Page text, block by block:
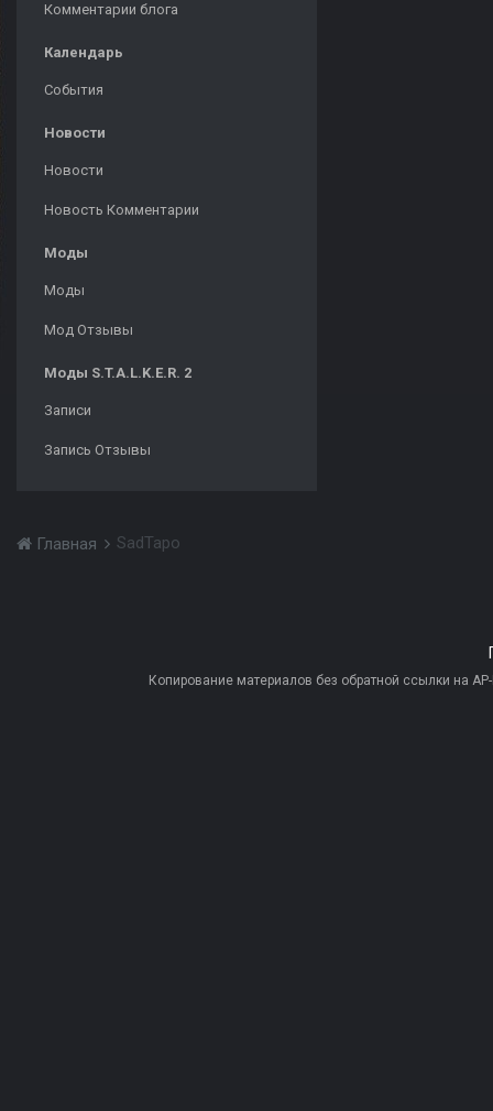
Комментарии блога
Календарь
События
Новости
Новости
Новость Комментарии
Моды
Моды
Мод Отзывы
Моды S.T.A.L.K.E.R. 2
Записи
Запись Отзывы
Главная SadTapo
Копирование материалов без обратной ссылки на